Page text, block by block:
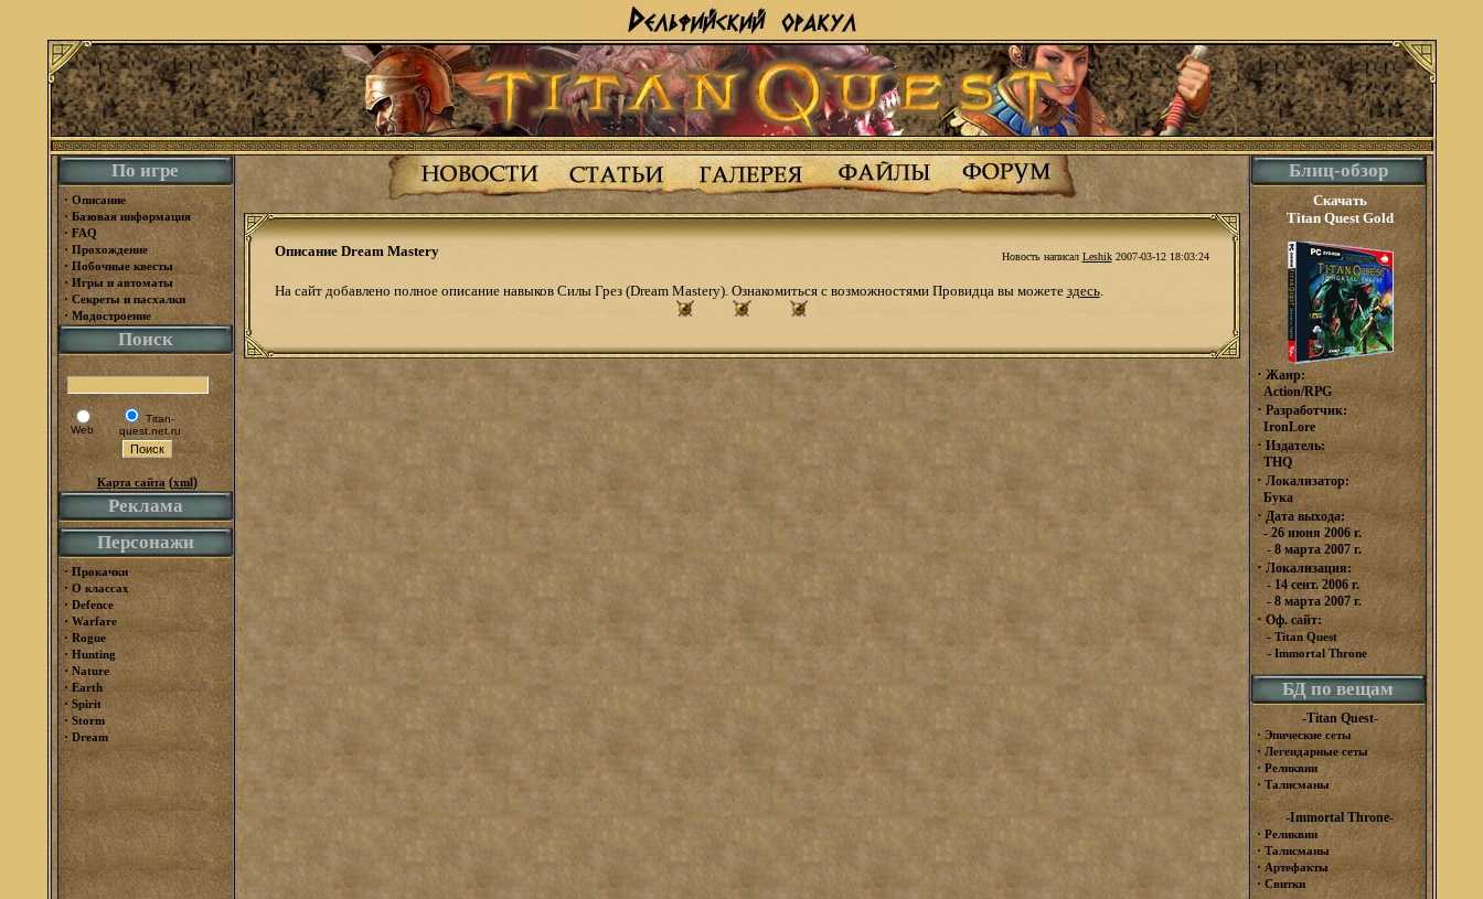
По игре
· Описание
· Базовая информация
· FAQ
· Прохождение
· Побочные квесты
· Игры и автоматы
· Секреты и пасхалки
· Модостроение
Поиск
Web
Titan-
quest.net.ru
Карта сайта(xml)
Реклама
Персонажи
·Прокачки
·О классах
·Defence
· Warfare
·Rogue
· Hunting
·Nature
·Earth
·Spirit
· Storm
·Dream
Описание Dream Mastery Новость написал Leshik2007-03-12 18:03:24
На сайт добавлено полное описание навыков Силы Грез (Dream Mastery). Ознакомиться с возможностями Провидца вы можете здесь.
Блиц-обзор
Скачать
Titan Quest Gold
· Жанр:
Action/RPG
· Разработчик:
IronLore
· Издатель:
THQ
· Локализатор:
Бука
· Дата выхода:
- 26 июня 2006 г.
- 8 марта 2007 г.
· Локализация:
- 14 сент. 2006 г.
- 8 марта 2007 г.
· Оф. сайт:
- Titan Quest
- Immortal Throne
БД по вещам
-Titan Quest-
· Эпические сеты
· Легендарные сеты
· Реликвии
· Талисманы
-Immortal Throne-
· Реликвии
· Талисманы
· Артефакты
· Свитки